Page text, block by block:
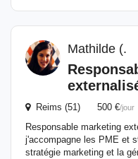
Mathilde (.
Reims (51) 500 €/jour
Responsable marketing
j'accompagne les PME et
stratégie marketing et la